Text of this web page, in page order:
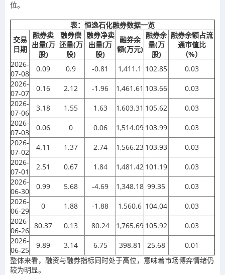
位。
表：恒逸石化融券数据一览
交易
日期
融券卖
出量(万
股)
融券偿
还量(万
股)
融券净卖
出量(万
股)
融券余
额(万元)
融券余
量(万
股)
融券余额占流
通市值比
（%）
2026-
07-08
0.09 0.9 -0.81 1,411.1 102.85
0.03
2026-
07-07
0.16 2.12 -1.96 1,461.61 103.66
0.03
2026-
07-06
3.18 1.55 1.63 1,603.31 105.62
0.03
2026-
07-03
0.06 0 0.06 1,514.09 103.99
0.03
2026-
07-02
4.11 1.37 2.74 1,566.23 103.93
0.03
2026-
07-01
2.51 0.67 1.84 1,481.42 101.19
0.03
2026-
06-30
0.99 5.68 -4.69 1,348.18 99.35
0.03
2026-
06-29
0 1.88 -1.88 1,560.6 104.04
0.03
2026-
06-26
80.37 0.13 80.24 1,765.69 105.92
0.03
2026-
06-25
9.89 3.14 6.75 398.81 25.68
0.01
整体来看，融资与融券指标同时处于高位，意味着市场博弈情绪仍
较为明显。